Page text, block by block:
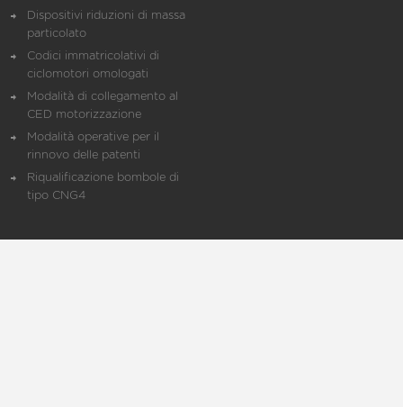
Dispositivi riduzioni di massa
particolato
Codici immatricolativi di
ciclomotori omologati
Modalità di collegamento al
CED motorizzazione
Modalità operative per il
rinnovo delle patenti
Riqualificazione bombole di
tipo CNG4